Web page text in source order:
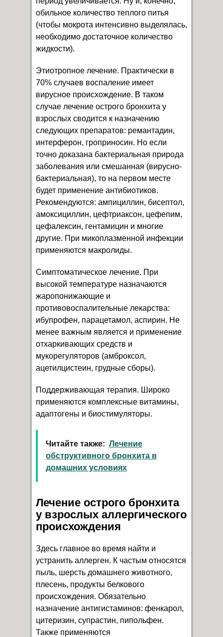
обильное количество теплого питья
(чтобы мокрота интенсивно выделялась,
необходимо достаточное количество
жидкости).
Этиотропное лечение. Практически в
70% случаев воспаление имеет
вирусное происхождение. В таком
случае лечение острого бронхита у
взрослых сводится к назначению
следующих препаратов: ремантадин,
интерферон, гроприносин. Но если
точно доказана бактериальная природа
заболевания или смешанная (вирусно-
бактериальная), то на первом месте
будет применение антибиотиков.
Рекомендуются: ампициллин, бисептол,
амоксициллин, цефтриаксон, цефепим,
цефалексин, гентамицин и многие
другие. При микоплазменной инфекции
применяются макролиды.
Симптоматическое лечение. При
высокой температуре назначаются
жаропонижающие и
противовоспалительные лекарства:
ибупрофен, парацетамол, аспирин. Не
менее важным является и применение
отхаркивающих средств и
мукорегуляторов (амброксол,
ацетилцистеин, грудные сборы).
Поддерживающая терапия. Широко
применяются комплексные витамины,
адаптогены и биостимуляторы.
Читайте также: Лечение
обструктивного бронхита в
домашних условиях
Лечение острого бронхита
у взрослых аллергического
происхождения
Здесь главное во время найти и
устранить аллерген. К частым относятся
пыль, шерсть домашнего животного,
плесень, продукты белкового
происхождения. Обязательно
назначение антигистаминов: фенкарол,
цитеризин, супрастин, пипольфен.
Также применяются